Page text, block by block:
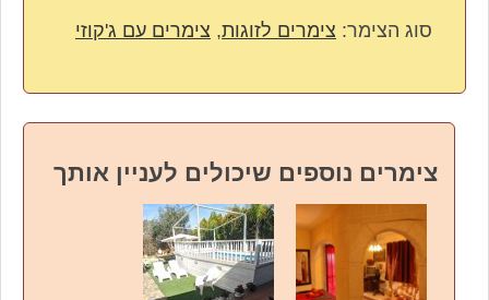
סוג הצימר: צימרים לזוגות, צימרים עם ג'קוזי
צימרים נוספים שיכולים לעניין אותך